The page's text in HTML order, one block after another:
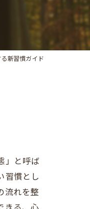
新習慣ガイド
」と呼ば
習慣とし
流れを整